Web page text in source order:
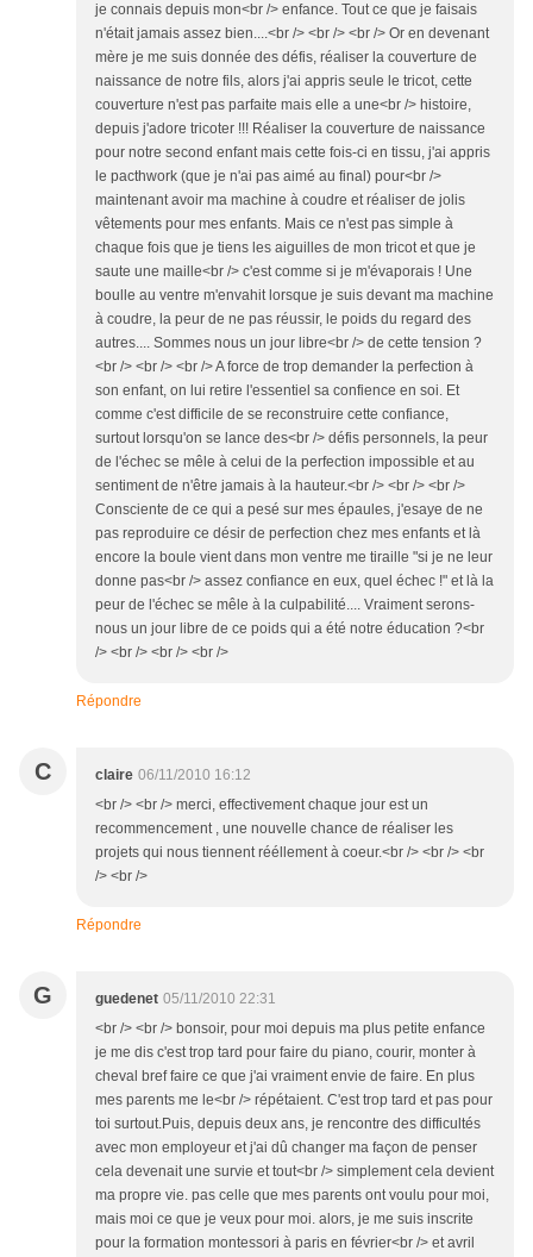
je connais depuis mon<br /> enfance. Tout ce que je faisais
n'était jamais assez bien....<br /> <br /> <br /> Or en devenant
mère je me suis donnée des défis, réaliser la couverture de
naissance de notre fils, alors j'ai appris seule le tricot, cette
couverture n'est pas parfaite mais elle a une<br /> histoire,
depuis j'adore tricoter !!! Réaliser la couverture de naissance
pour notre second enfant mais cette fois-ci en tissu, j'ai appris
le pacthwork (que je n'ai pas aimé au final) pour<br />
maintenant avoir ma machine à coudre et réaliser de jolis
vêtements pour mes enfants. Mais ce n'est pas simple à
chaque fois que je tiens les aiguilles de mon tricot et que je
saute une maille<br /> c'est comme si je m'évaporais ! Une
boulle au ventre m'envahit lorsque je suis devant ma machine
à coudre, la peur de ne pas réussir, le poids du regard des
autres.... Sommes nous un jour libre<br /> de cette tension ?
<br /> <br /> <br /> A force de trop demander la perfection à
son enfant, on lui retire l'essentiel sa confience en soi. Et
comme c'est difficile de se reconstruire cette confiance,
surtout lorsqu'on se lance des<br /> défis personnels, la peur
de l'échec se mêle à celui de la perfection impossible et au
sentiment de n'être jamais à la hauteur.<br /> <br /> <br />
Consciente de ce qui a pesé sur mes épaules, j'esaye de ne
pas reproduire ce désir de perfection chez mes enfants et là
encore la boule vient dans mon ventre me tiraille "si je ne leur
donne pas<br /> assez confiance en eux, quel échec !" et là la
peur de l'échec se mêle à la culpabilité.... Vraiment serons-
nous un jour libre de ce poids qui a été notre éducation ?<br
/> <br /> <br /> <br />
Répondre
C claire 06/11/2010 16:12
<br /> <br /> merci, effectivement chaque jour est un
recommencement , une nouvelle chance de réaliser les
projets qui nous tiennent rééllement à coeur.<br /> <br /> <br
/> <br />
Répondre
G guedenet 05/11/2010 22:31
<br /> <br /> bonsoir, pour moi depuis ma plus petite enfance
je me dis c'est trop tard pour faire du piano, courir, monter à
cheval bref faire ce que j'ai vraiment envie de faire. En plus
mes parents me le<br /> répétaient. C'est trop tard et pas pour
toi surtout.Puis, depuis deux ans, je rencontre des difficultés
avec mon employeur et j'ai dû changer ma façon de penser
cela devenait une survie et tout<br /> simplement cela devient
ma propre vie. pas celle que mes parents ont voulu pour moi,
mais moi ce que je veux pour moi. alors, je me suis inscrite
pour la formation montessori à paris en février<br /> et avril